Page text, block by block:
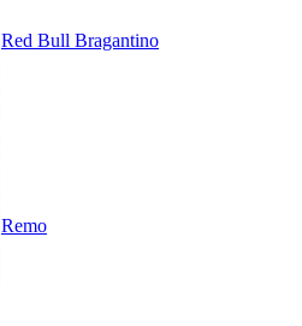
Red Bull Bragantino
Remo